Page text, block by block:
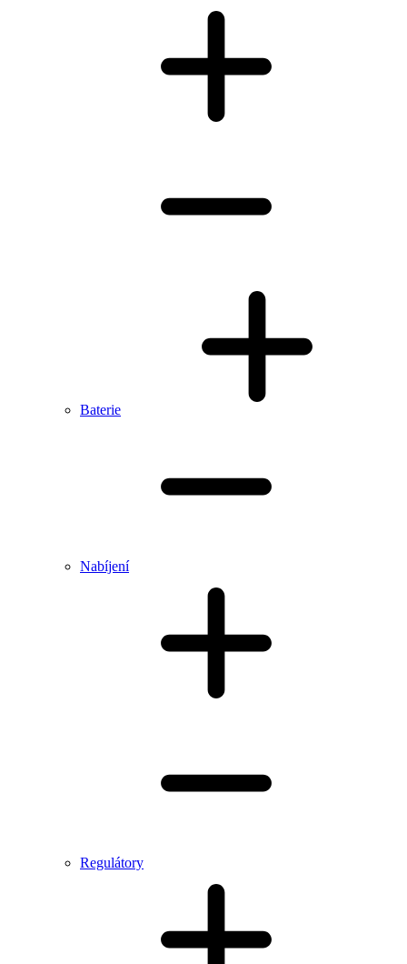
Baterie
Nabíjení
Regulátory